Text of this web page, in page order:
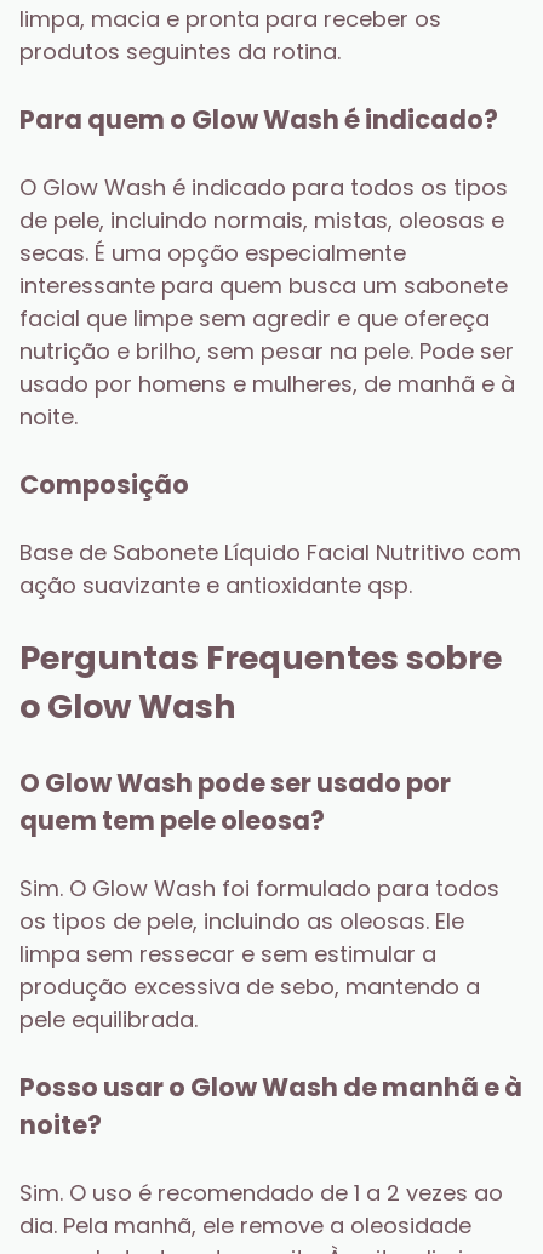
limpa, macia e pronta para receber os
produtos seguintes da rotina.
Para quem o Glow Wash é indicado?
O Glow Wash é indicado para todos os tipos
de pele, incluindo normais, mistas, oleosas e
secas. É uma opção especialmente
interessante para quem busca um sabonete
facial que limpe sem agredir e que ofereça
nutrição e brilho, sem pesar na pele. Pode ser
usado por homens e mulheres, de manhã e à
noite.
Composição
Base de Sabonete Líquido Facial Nutritivo com
ação suavizante e antioxidante qsp.
Perguntas Frequentes sobre
o Glow Wash
O Glow Wash pode ser usado por
quem tem pele oleosa?
Sim. O Glow Wash foi formulado para todos
os tipos de pele, incluindo as oleosas. Ele
limpa sem ressecar e sem estimular a
produção excessiva de sebo, mantendo a
pele equilibrada.
Posso usar o Glow Wash de manhã e à
noite?
Sim. O uso é recomendado de 1 a 2 vezes ao
dia. Pela manhã, ele remove a oleosidade